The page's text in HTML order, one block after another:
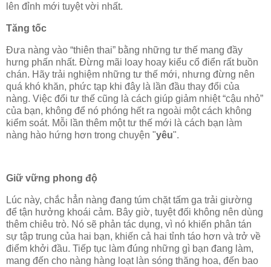
lên đỉnh mới tuyệt vời nhất.
Tăng tốc
Đưa nàng vào “thiên thai” bằng những tư thế mang đầy
hưng phấn nhất. Đừng mãi loay hoay kiểu cổ điển rất buồn
chán. Hãy trải nghiệm những tư thế mới, nhưng đừng nên
quá khó khăn, phức tạp khi đây là lần đầu thay đổi của
nàng. Việc đổi tư thế cũng là cách giúp giảm nhiệt “cậu nhỏ”
của bạn, không để nó phóng hết ra ngoài một cách không
kiểm soát. Mỗi lần thêm một tư thế mới là cách bạn làm
nàng hào hứng hơn trong chuyện "yêu".
Giữ vững phong độ
Lúc này, chắc hẳn nàng đang túm chặt tấm ga trải giường
để tận hưởng khoái cảm. Bây giờ, tuyệt đối không nên dùng
thêm chiêu trò. Nó sẽ phản tác dụng, vì nó khiến phân tán
sự tập trung của hai bạn, khiến cả hai tỉnh táo hơn và trở về
điểm khởi đầu. Tiếp tục làm đúng những gì bạn đang làm,
mang đến cho nàng hàng loạt làn sóng thăng hoa, đến bao